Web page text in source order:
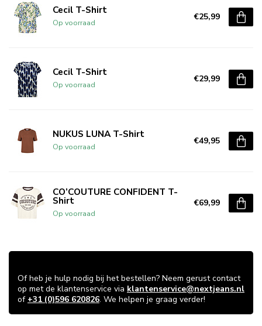
Cecil T-Shirt
Op voorraad
€25,99
Cecil T-Shirt
Op voorraad
€29,99
NUKUS LUNA T-Shirt
Op voorraad
€49,95
CO’COUTURE CONFIDENT T-
Shirt
Op voorraad
€69,99
Of heb je hulp nodig bij het bestellen? Neem gerust contact
op met de klantenservice via klantenservice@nextjeans.nl
of +31 (0)596 620826. We helpen je graag verder!